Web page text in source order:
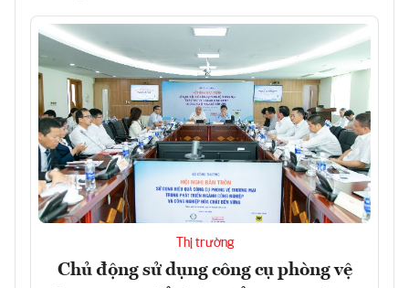
Thị trường
Chủ động sử dụng công cụ phòng vệ